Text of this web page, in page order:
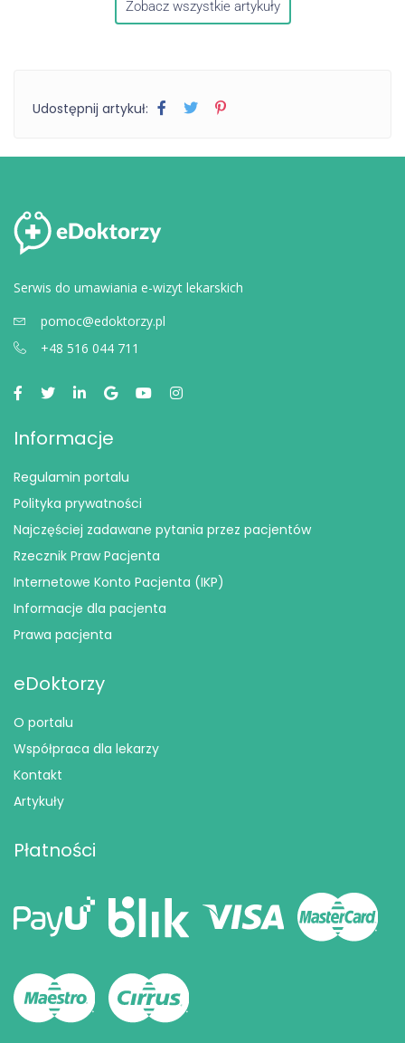
Zobacz wszystkie artykuły
Udostępnij artykuł:
Serwis do umawiania e-wizyt lekarskich
pomoc@edoktorzy.pl
+48 516 044 711
Informacje
Regulamin portalu
Polityka prywatności
Najczęściej zadawane pytania przez pacjentów
Rzecznik Praw Pacjenta
Internetowe Konto Pacjenta (IKP)
Informacje dla pacjenta
Prawa pacjenta
eDoktorzy
O portalu
Współpraca dla lekarzy
Kontakt
Artykuły
Płatności